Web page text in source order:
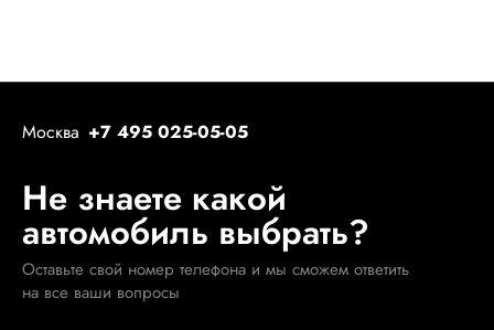
Москва +7 495 025-05-05
Не знаете какой
автомобиль выбрать?
Оставьте свой номер телефона и мы сможем ответить
на все ваши вопросы